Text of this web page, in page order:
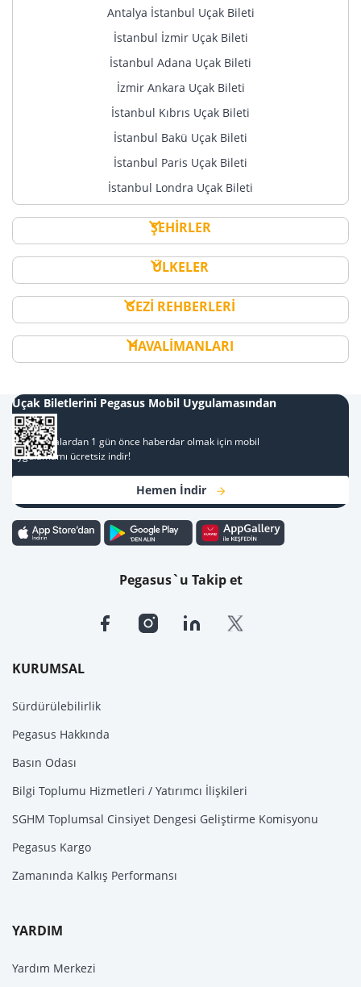
Antalya İstanbul Uçak Bileti
İstanbul İzmir Uçak Bileti
İstanbul Adana Uçak Bileti
İzmir Ankara Uçak Bileti
İstanbul Kıbrıs Uçak Bileti
İstanbul Bakü Uçak Bileti
İstanbul Paris Uçak Bileti
İstanbul Londra Uçak Bileti
ŞEHİRLER
ÜLKELER
GEZİ REHBERLERİ
HAVALİMANLARI
KURUMSAL
Sürdürülebilirlik
Pegasus Hakkında
Basın Odası
Bilgi Toplumu Hizmetleri / Yatırımcı İlişkileri
SGHM Toplumsal Cinsiyet Dengesi Geliştirme Komisyonu
Pegasus Kargo
Zamanında Kalkış Performansı
YARDIM
Yardım Merkezi
Uçak Biletlerini Pegasus Mobil Uygulamasından
Al
Kampanyalardan 1 gün önce haberdar olmak için mobil
uygulamamı ücretsiz indir!
Hemen İndir
Pegasus`u Takip et